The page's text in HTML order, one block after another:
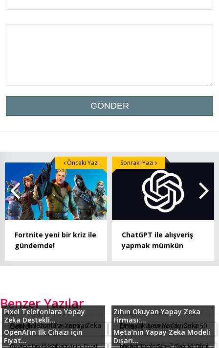
Fortnite yeni bir kriz ile
gündemde!
Önceki Yazı
ChatGPT ile alışveriş
yapmak mümkün
Sonraki Yazı
Benzer Yazılar
Pixel Telefonlara Yapay
Zeka Destekli...
Zihin Okuyan Yapay Zeka
Firması:...
OpenAI’ın İlk Cihazı için
Fiyat...
Meta’nın Yapay Zeka Modeli
Dışarı...